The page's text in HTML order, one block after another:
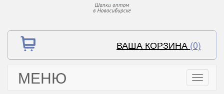
ВАША КОРЗИНА (0)
МЕНЮ
Toggle